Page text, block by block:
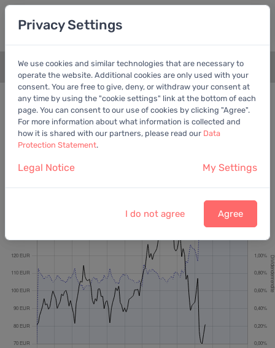
+
Bewertungschart Dividende
Empfohlen: Ber. Gewinn
Beiersdorf AG 80,98 EUR vom7.8.2026
Privacy Settings
We use cookies and similar technologies that are necessary to
operate the website. Additional cookies are only used with your
consent. You are free to give, deny, or withdraw your consent at
any time by using the "cookie settings" link at the bottom of each
page. You can consent to our use of cookies by clicking "Agree".
For more information about what information is collected and
how it is shared with our partners, please read our Data
Protection Statement.
Legal Notice My Settings
I do not agree Agree